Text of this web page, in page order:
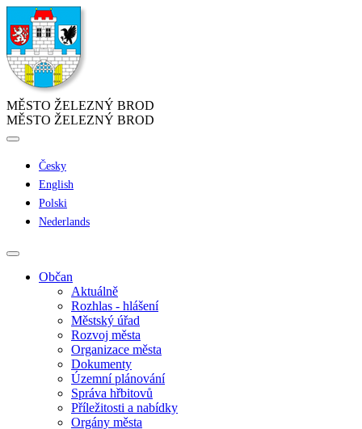
MĚSTO ŽELEZNÝ BROD
MĚSTO ŽELEZNÝ BROD
Česky
English
Polski
Nederlands
Občan
Aktuálně
Rozhlas - hlášení
Městský úřad
Rozvoj města
Organizace města
Dokumenty
Územní plánování
Správa hřbitovů
Příležitosti a nabídky
Orgány města